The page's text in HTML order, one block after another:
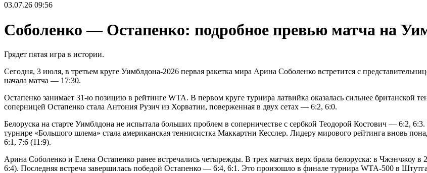
03.07.26 09:56
Соболенко — Остапенко: подробное превью матча на
Грядет пятая игра в истории.
Сегодня, 3 июля, в третьем круге Уимблдона-2026 первая ракетка мира Арина Соболенко встретится с
начала матча — 17:30.
Остапенко занимает 31-ю позицию в рейтинге WTA. В первом круге турнира латвийка оказалась сильнее британской
соперницей Остапенко стала Антония Рузич из Хорватии, поверженная в двух сетах — 6:2, 6:0.
Белоруска на старте Уимблдона не испытала больших проблем в соперничестве с сербкой Теодорой Костович — 6:2,
турнире «Большого шлема» стала американская теннисистка Маккартни Кесслер. Лидеру мирового рейтинга вновь
6:1, 7:6 (11:9).
Арина Соболенко и Елена Остапенко ранее встречались четырежды. В трех матчах верх брала белоруска: в Чжэнчжоу
6:4). Последняя встреча завершилась победой Остапенко — 6:4, 6:1. Это произошло в финале турнира WTA-500 в